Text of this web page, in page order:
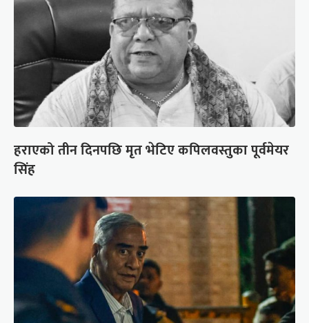
हराएको तीन दिनपछि मृत भेटिए कपिलवस्तुका पूर्वमेयर
सिंह